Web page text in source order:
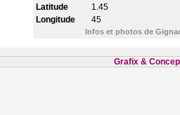
Latitude
1.45
Longitude
45
Infos et photos de
Grafix &